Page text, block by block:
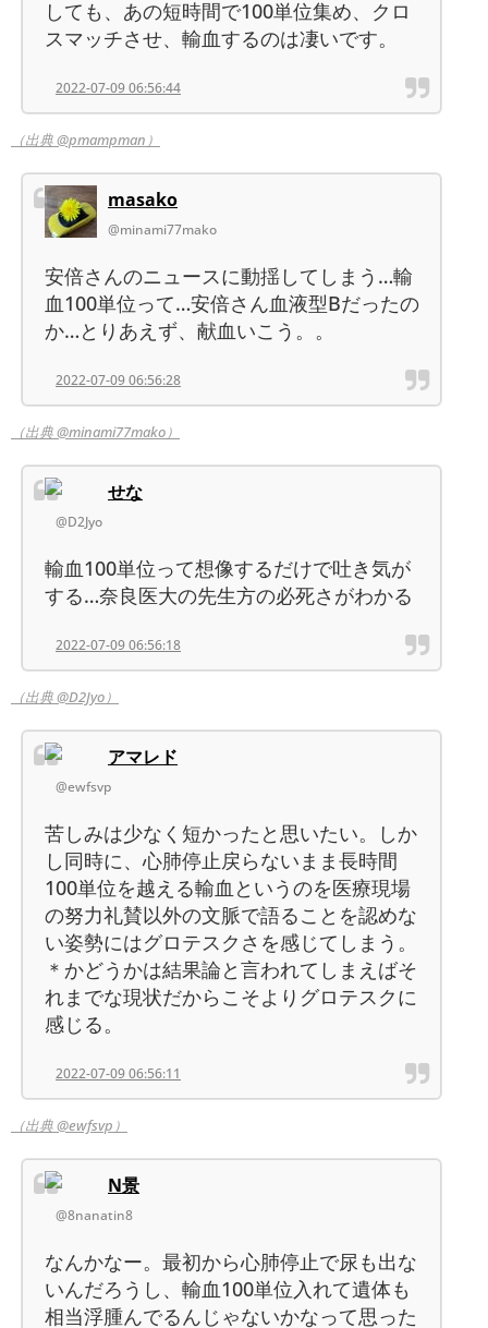
しても、あの短時間で100単位集め、クロ
スマッチさせ、輸血するのは凄いです。
2022-07-09 06:56:44
（出典 @pmampman）
masako
@minami77mako
安倍さんのニュースに動揺してしまう…輸
血100単位って…安倍さん血液型Bだったの
か…とりあえず、献血いこう。。
2022-07-09 06:56:28
（出典 @minami77mako）
せな
@D2Jyo
輸血100単位って想像するだけで吐き気が
する…奈良医大の先生方の必死さがわかる
2022-07-09 06:56:18
（出典 @D2Jyo）
アマレド
@ewfsvp
苦しみは少なく短かったと思いたい。しか
し同時に、心肺停止戻らないまま長時間
100単位を越える輸血というのを医療現場
の努力礼賛以外の文脈で語ることを認めな
い姿勢にはグロテスクさを感じてしまう。
＊かどうかは結果論と言われてしまえばそ
れまでな現状だからこそよりグロテスクに
感じる。
2022-07-09 06:56:11
（出典 @ewfsvp）
N景
@8nanatin8
なんかなー。最初から心肺停止で尿も出な
いんだろうし、輸血100単位入れて遺体も
相当浮腫んでるんじゃないかなって思った